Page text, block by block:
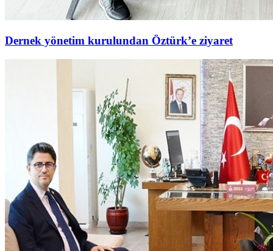
Dernek yönetim kurulundan Öztürk’e ziyaret